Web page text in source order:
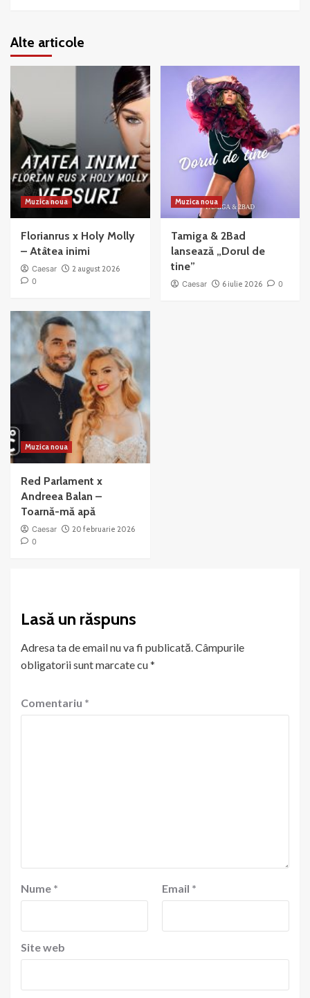
Alte articole
Muzica noua
Florianrus x Holy Molly
– Atâtea inimi
Caesar
2 august 2026
0
Muzica noua
Tamiga & 2Bad
lansează „Dorul de
tine”
Caesar 6 iulie 2026 0
Muzica noua
Red Parlament x
Andreea Balan –
Toarnă-mă apă
Caesar
20 februarie 2026
0
Lasă un răspuns
Adresa ta de email nu va fi publicată.Câmpurile
obligatorii sunt marcate cu*
Comentariu *
Nume * Email *
Site web